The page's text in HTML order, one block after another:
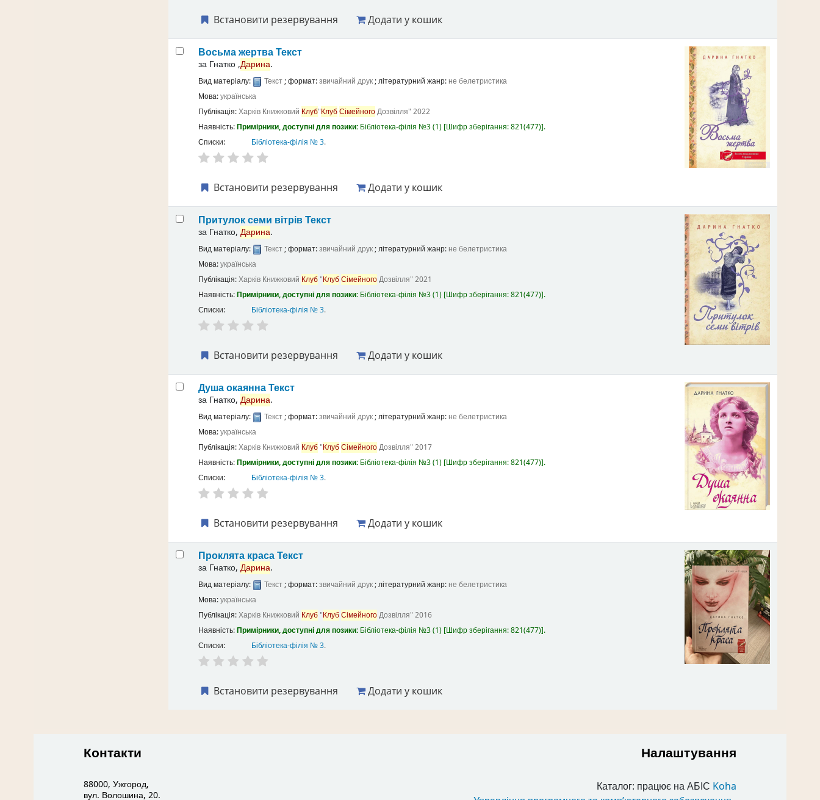
Встановити резервування Додати у кошик
Восьма жертваТекст
за Гнатко ,Дарина.
Вид матеріалу: Текст; формат:звичайний друк; літературний жанр:не белетристика
Мова:українська
Публікація:Харків Книжковий Клуб"КлубСімейногоДозвілля" 2022
Наявність:Примірники, доступні для позики: Бібліотека-філія №3(1) Шифр зберігання:821(477) .
Списки:
Бібліотека-філія № 3.
Встановити резервування Додати у кошик
Притулок семи вітрівТекст
за Гнатко, Дарина.
Вид матеріалу: Текст; формат:звичайний друк; літературний жанр: не белетристика
Мова:українська
Публікація:Харків Книжковий Клуб"КлубСімейногоДозвілля" 2021
Наявність:Примірники, доступні для позики: Бібліотека-філія №3(1) Шифр зберігання:821(477) .
Списки:
Бібліотека-філія № 3.
Встановити резервування Додати у кошик
Душа окаяннаТекст
за Гнатко, Дарина.
Вид матеріалу: Текст; формат:звичайний друк; літературний жанр:не белетристика
Мова:українська
Публікація:Харків Книжковий Клуб"КлубСімейногоДозвілля" 2017
Наявність:Примірники, доступні для позики: Бібліотека-філія №3(1) Шифр зберігання:821(477) .
Списки:
Бібліотека-філія № 3.
Встановити резервування Додати у кошик
Проклята красаТекст
за Гнатко, Дарина.
Вид матеріалу: Текст; формат:звичайний друк; літературний жанр: не белетристика
Мова:українська
Публікація:Харків Книжковий Клуб"КлубСімейногоДозвілля" 2016
Наявність:Примірники, доступні для позики: Бібліотека-філія №3(1) Шифр зберігання:821(477) .
Списки:
Бібліотека-філія № 3.
Встановити резервування Додати у кошик
Контакти
88000, Ужгород,
вул. Волошина, 20.
Налаштування
Каталог: працює на АБІС Koha